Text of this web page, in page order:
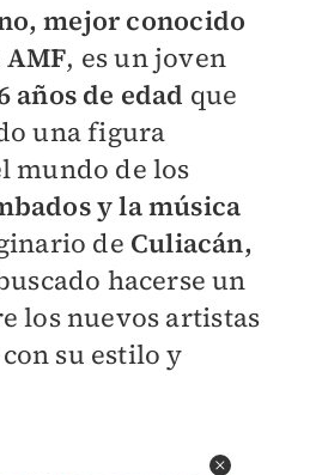
mejor conocido
, es un joven
años de edad que
una figura
mundo de los
y la música
de Culiacán,
hacerse un
los nuevos artistas
su estilo y